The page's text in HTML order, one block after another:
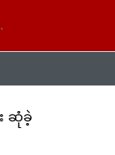
ဆုံခဲ့